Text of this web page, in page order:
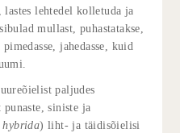
lehtedel kolletuda ja
mullast, puhastatakse,
jahedasse, kuid
paljudes
siniste ja
hybrida) liht- ja täidisõielisi